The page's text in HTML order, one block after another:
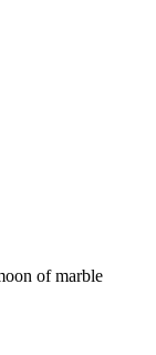
of marble